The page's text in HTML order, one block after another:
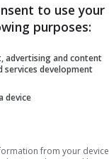
un CMOS
retroilluminato
da 1/2,3 pollici
to use your
purposes:
advertising and content
services development
device
from your device